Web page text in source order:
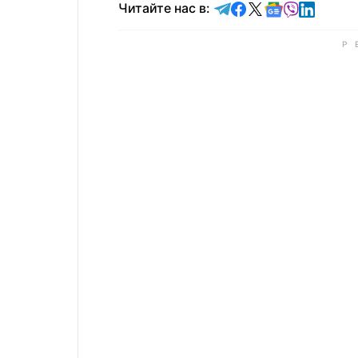
Читайте нас в: Читайте в Telegram
Читайте в
Читайте в X
Читайте в
Читайте